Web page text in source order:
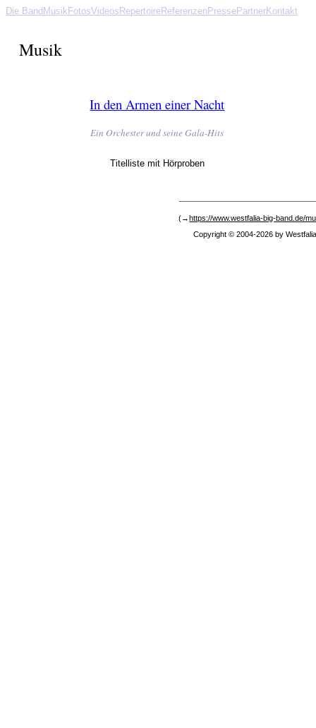
Die Band Musik FotosVideos RepertoireReferenzen PressePartnerKontakt
Musik
In den Armen einer Nacht
Ein Orchester und seine Gala-Hits
Titelliste mit Hörproben
(→https://www.westfalia-big-band.de/
Copyright © 2004-2026 by